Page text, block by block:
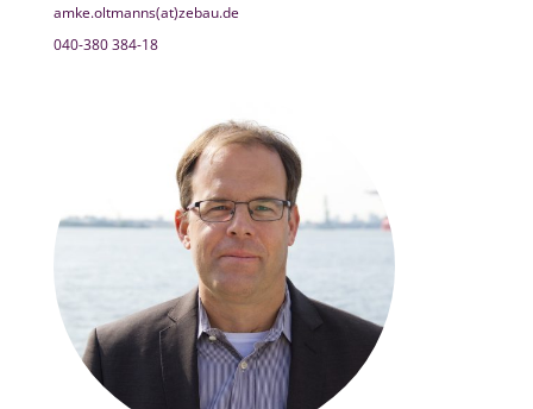
amke.oltmanns(at)zebau.de
040-380 384-18